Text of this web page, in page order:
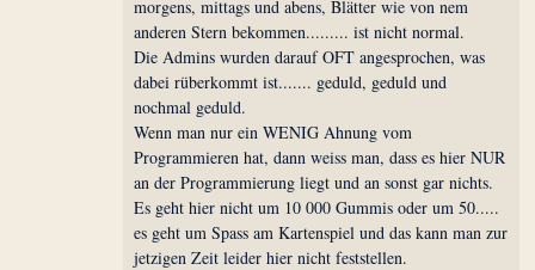
morgens, mittags und abens, Blätter wie von nem
anderen Stern bekommen......... ist nicht normal.
Die Admins wurden darauf OFT angesprochen, was
dabei rüberkommt ist....... geduld, geduld und
nochmal geduld.
Wenn man nur ein WENIG Ahnung vom
Programmieren hat, dann weiss man, dass es hier NUR
an der Programmierung liegt und an sonst gar nichts.
Es geht hier nicht um 10 000 Gummis oder um 50.....
es geht um Spass am Kartenspiel und das kann man zur
jetzigen Zeit leider hier nicht feststellen.